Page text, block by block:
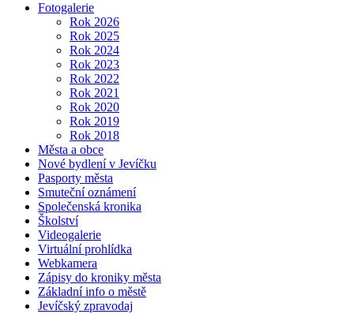
Fotogalerie
Rok 2026
Rok 2025
Rok 2024
Rok 2023
Rok 2022
Rok 2021
Rok 2020
Rok 2019
Rok 2018
Města a obce
Nové bydlení v Jevíčku
Pasporty města
Smuteční oznámení
Společenská kronika
Školství
Videogalerie
Virtuální prohlídka
Webkamera
Zápisy do kroniky města
Základní info o městě
Jevíčský zpravodaj